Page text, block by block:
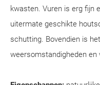
kwasten. Vuren is erg fijn
uitermate geschikte
schutting. Bovendien is
weersomstandigheden en